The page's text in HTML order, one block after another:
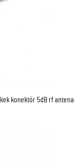
konektör 5dB rf antena